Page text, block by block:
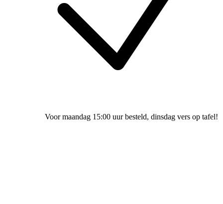
Voor maandag 15:00 uur besteld, dinsdag vers op tafel!